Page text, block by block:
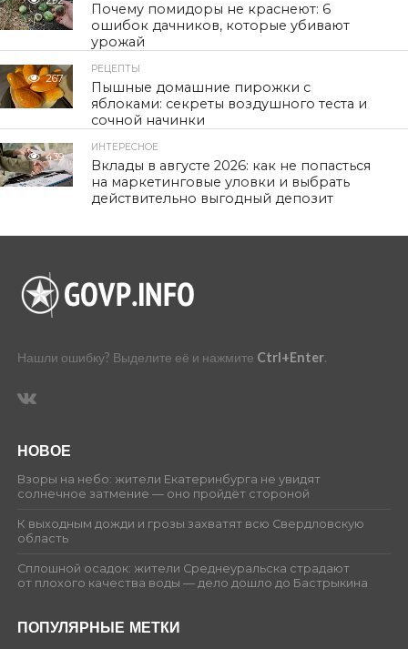
Почему помидоры не краснеют: 6
ошибок дачников, которые убивают
урожай
267
РЕЦЕПТЫ
Пышные домашние пирожки с
яблоками: секреты воздушного теста и
сочной начинки
439
ИНТЕРЕСНОЕ
Вклады в августе 2026: как не попасться
на маркетинговые уловки и выбрать
действительно выгодный депозит
Нашли ошибку? Выделите её и нажмите Ctrl+Enter.
НОВОЕ
Взоры на небо: жители Екатеринбурга не увидят
солнечное затмение — оно пройдёт стороной
К выходным дожди и грозы захватят всю Свердловскую
область
Сплошной осадок: жители Среднеуральска страдают
от плохого качества воды — дело дошло до Бастрыкина
ПОПУЛЯРНЫЕ МЕТКИ